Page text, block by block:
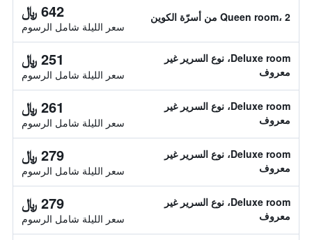
Queen room، 2 من أسرّة الكوين 642 ﷼
سعر الليلة شامل الرسوم
Deluxe room، نوع السرير غير
معروف
251 ﷼
سعر الليلة شامل الرسوم
Deluxe room، نوع السرير غير
معروف
261 ﷼
سعر الليلة شامل الرسوم
Deluxe room، نوع السرير غير
معروف
279 ﷼
سعر الليلة شامل الرسوم
Deluxe room، نوع السرير غير
معروف
279 ﷼
سعر الليلة شامل الرسوم